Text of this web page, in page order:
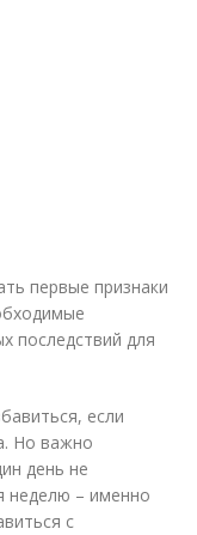
первые признаки
последствий для
если
Но важно
день не
неделю – именно
с